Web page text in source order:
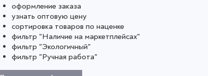
оформление заказа
узнать оптовую цену
сортировка товаров по наценке
фильтр "Наличие на маркетплейсах"
фильтр "Экологичный"
фильтр "Ручная работа"